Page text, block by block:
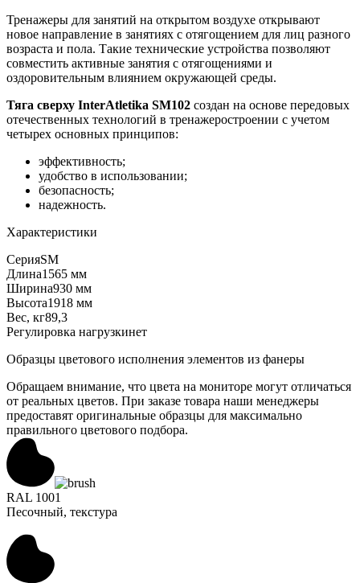
Тренажеры для занятий на открытом воздухе открывают
новое направление в занятиях с отягощением для лиц разного
возраста и пола. Такие технические устройства позволяют
совместить активные занятия с отягощениями и
оздоровительным влиянием окружающей среды.
Тяга сверху InterAtletika SM102 создан на основе передовых
отечественных технологий в тренажеростроении с учетом
четырех основных принципов:
эффективность;
удобство в использовании;
безопасность;
надежность.
Характеристики
СерияSM
Длина1565 мм
Ширина930 мм
Высота1918 мм
Вес, кг89,3
Регулировка нагрузкинет
Образцы цветового исполнения элементов из фанеры
Обращаем внимание, что цвета на мониторе могут отличаться
от реальных цветов. При заказе товара наши менеджеры
предоставят оригинальные образцы для максимально
правильного цветового подбора.
RAL 1001
Песочный, текстура